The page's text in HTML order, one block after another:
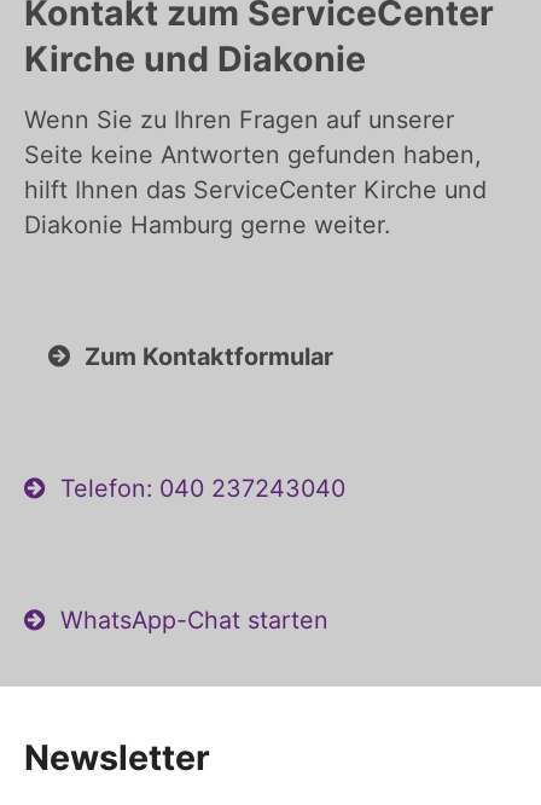
Kontakt zum ServiceCenter
Kirche und Diakonie
Wenn Sie zu Ihren Fragen auf unserer
Seite keine Antworten gefunden haben,
hilft Ihnen das ServiceCenter Kirche und
Diakonie Hamburg gerne weiter.
Zum Kontaktformular
Telefon: 040 237243040
WhatsApp-Chat starten
Newsletter